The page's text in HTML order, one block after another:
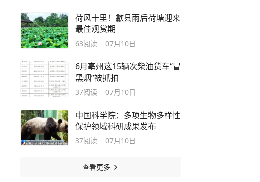
荷风十里！歙县雨后荷塘迎来
最佳观赏期
63阅读 07月10日
6月亳州这15辆次柴油货车“冒
黑烟”被抓拍
37阅读 07月10日
中国科学院：多项生物多样性
保护领域科研成果发布
37阅读 07月10日
查看更多